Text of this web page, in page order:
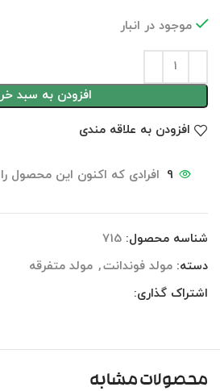
موجود در انبار
افزودن به سبد
افزودن به علاقه مندی
9 افرادی که اکنون این محصول
شناسه محصول: 715
دسته: مولد فوندانت, مولد متفرقه
اشتراک گذاری:
محصولات مشابه